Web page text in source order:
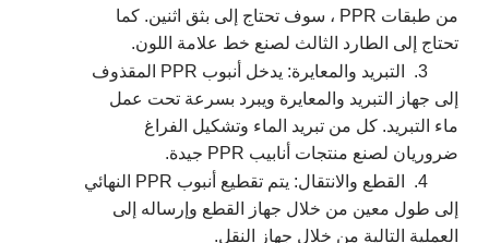
من طبقات PPR ، سوف تحتاج إلى بثق اثنين. كما
تحتاج إلى الطارد الثالث لصنع خط علامة اللون.
3.
التبريد والمعايرة: يدخل أنبوب PPR المقذوف
إلى جهاز التبريد والمعايرة ويبرد بسرعة تحت عمل
ماء التبريد. كل من تبريد الماء وتشكيل الفراغ
ضروريان لصنع منتجات أنابيب PPR جيدة.
4.
القطع والانتقال: يتم تقطيع أنبوب PPR النهائي
إلى طول معين من خلال جهاز القطع وإرساله إلى
العملية التالية من خلال جهاز النقل.